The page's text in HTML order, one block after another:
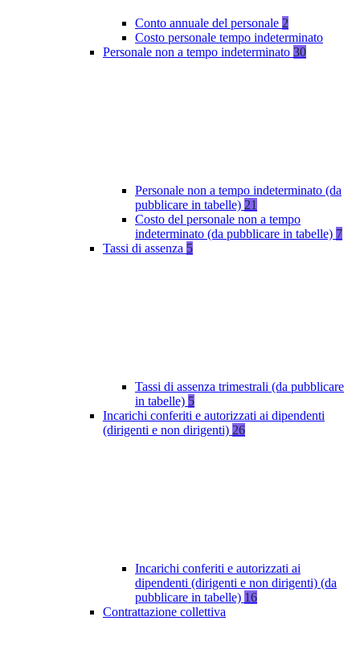
Conto annuale del personale 2
Costo personale tempo indeterminato
Personale non a tempo indeterminato 30
Personale non a tempo indeterminato (da
pubblicare in tabelle) 21
Costo del personale non a tempo
indeterminato (da pubblicare in tabelle) 7
Tassi di assenza 5
Tassi di assenza trimestrali (da pubblicare
in tabelle) 5
Incarichi conferiti e autorizzati ai dipendenti
(dirigenti e non dirigenti) 26
Incarichi conferiti e autorizzati ai
dipendenti (dirigenti e non dirigenti) (da
pubblicare in tabelle) 16
Contrattazione collettiva